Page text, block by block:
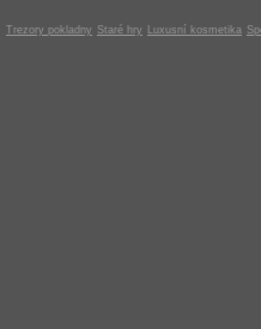
Trezory pokladny Staré hry Luxusní kosmetika